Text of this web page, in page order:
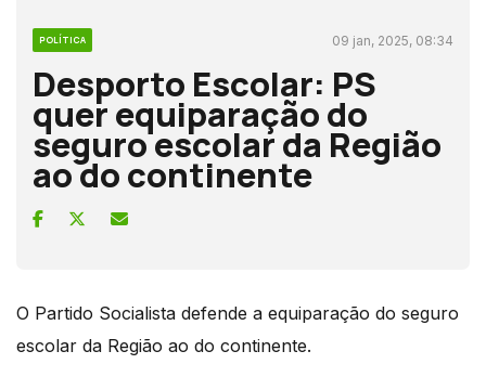
POLÍTICA 09 jan, 2025, 08:34
Desporto Escolar: PS
quer equiparação do
seguro escolar da Região
ao do continente
O Partido Socialista defende a equiparação do seguro
escolar da Região ao do continente.